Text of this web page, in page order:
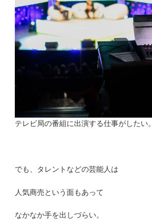
動
理
由
と
は？
ビ
裏
解
の
テレビ局の番組に出演する仕事がしたい。
でも、タレントなどの芸能人は
人気商売という面もあって
なかなか手を出しづらい。